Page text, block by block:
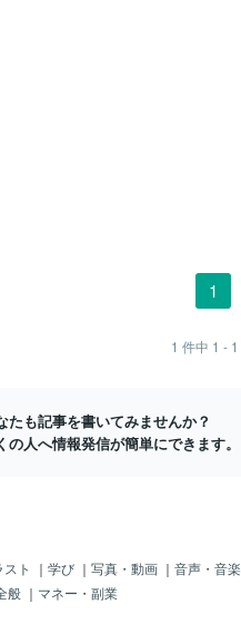
1
1 件中 1 - 1
たも記事を書いてみませんか？
の人へ情報発信が簡単にできます。
ト ｜ 学び ｜ 写真・動画 ｜ 音声・音楽
般 ｜ マネー・副業